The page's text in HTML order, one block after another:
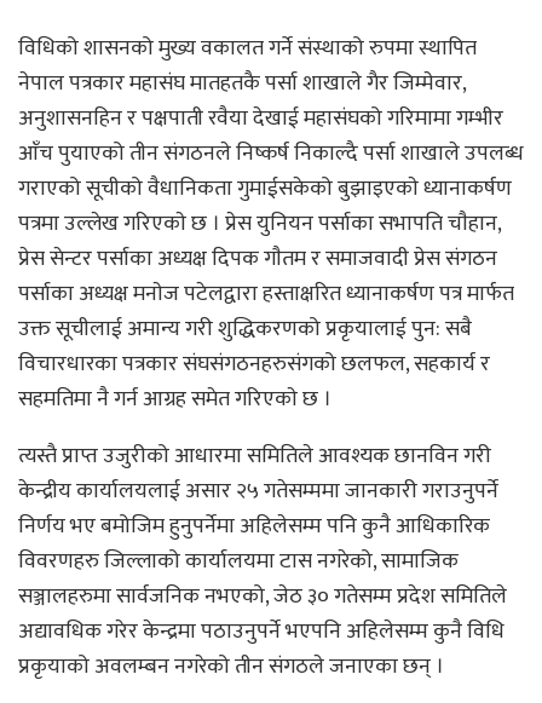
विधिको शासनको मुख्य वकालत गर्ने संस्थाको रुपमा स्थापित
नेपाल पत्रकार महासंघ मातहतकै पर्सा शाखाले गैर जिम्मेवार,
अनुशासनहिन र पक्षपाती रवैया देखाई महासंघको गरिमामा गम्भीर
आँच पुयाएको तीन संगठनले निष्कर्ष निकाल्दै पर्सा शाखाले उपलब्ध
गराएको सूचीको वैधानिकता गुमाईसकेको बुझाइएकाे ध्यानाकर्षण
पत्रमा उल्लेख गरिएकाे छ । प्रेस युनियन पर्साका सभापति चाैहान,
प्रेस सेन्टर पर्साका अध्यक्ष दिपक गाैतम र समाजवादी प्रेस संगठन
पर्साका अध्यक्ष मनाेज पटेलद्वारा हस्ताक्षरित ध्यानाकर्षण पत्र मार्फत
उक्त सूचीलाई अमान्य गरी शुद्धिकरणको प्रकृयालाई पुन: सबै
विचारधारका पत्रकार संघसंगठनहरुसंगको छलफल, सहकार्य र
सहमतिमा नै गर्न आग्रह समेत गरिएकाे छ ।
त्यस्तै प्राप्त उजुरीको आधारमा समितिले आवश्यक छानविन गरी
केन्द्रीय कार्यालयलाई असार २५ गतेसम्ममा जानकारी गराउनुपर्ने
निर्णय भए बमोजिम हुनुपर्नेमा अहिलेसम्म पनि कुनै आधिकारिक
विवरणहरु जिल्लाको कार्यालयमा टास नगरेको, सामाजिक
सञ्जालहरुमा सार्वजनिक नभएको, जेठ ३० गतेसम्म प्रदेश समितिले
अद्यावधिक गरेर केन्द्रमा पठाउनुपर्ने भएपनि अहिलेसम्म कुनै विधि
प्रकृयाको अवलम्बन नगरेको तीन संगठले जनाएका छन् ।